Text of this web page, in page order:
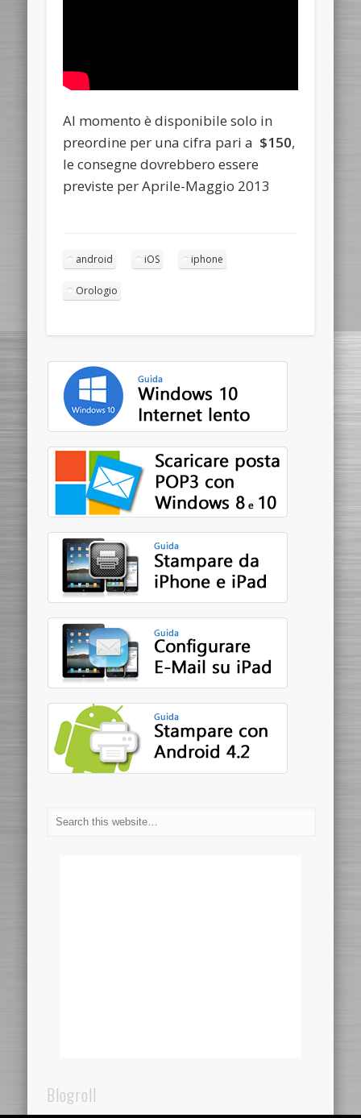
Al momento è disponibile solo in
preordine per una cifra pari a $150,
le consegne dovrebbero essere
previste per Aprile-Maggio 2013
android iOS iphone
Orologio
Blogroll